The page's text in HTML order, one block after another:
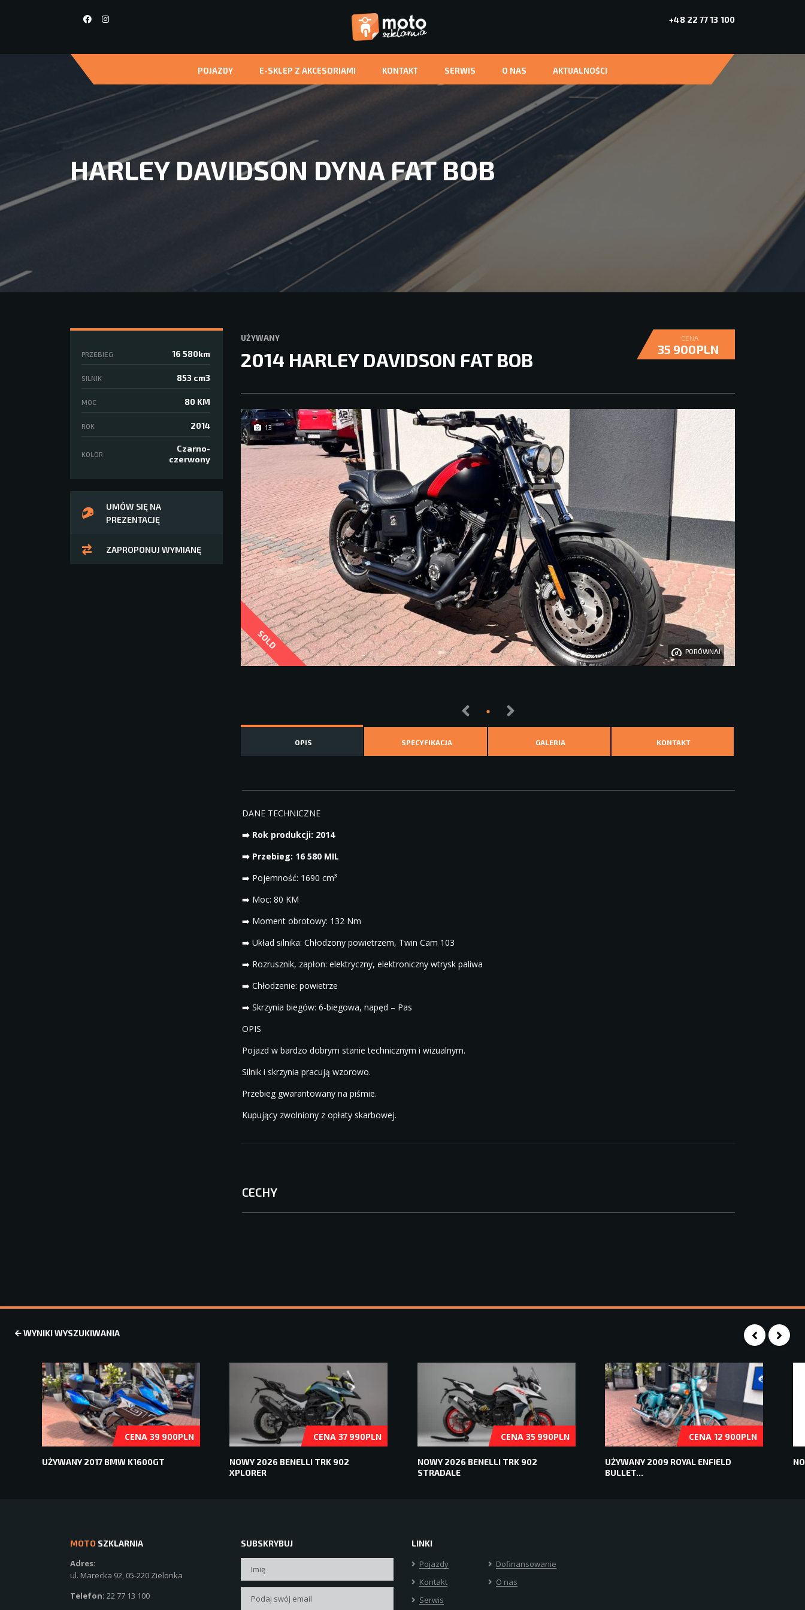
+48 22 77 13 100
POJAZDY E-SKLEP Z AKCESORIAMI KONTAKT SERWIS O NAS AKTUALNOŚCI
HARLEY DAVIDSON DYNA FAT BOB
PRZEBIEG 16 580km
SILNIK 853 cm3
MOC 80 KM
ROK 2014
KOLOR
Czarno-
czerwony
UMÓW SIĘ NA
PREZENTACJĘ
ZAPROPONUJ WYMIANĘ
CENA
35 900PLN
UŻYWANY
2014 HARLEY DAVIDSON FAT BOB
PORÓWNAJ
13
SOLD
OPIS SPECYFIKACJA GALERIA KONTAKT
DANE TECHNICZNE
➡️ Rok produkcji: 2014
➡️ Przebieg: 16 580 MIL
➡️ Pojemność: 1690 cm³
➡️ Moc: 80 KM
➡️ Moment obrotowy: 132 Nm
➡️ Układ silnika: Chłodzony powietrzem, Twin Cam 103
➡️ Rozrusznik, zapłon: elektryczny, elektroniczny wtrysk paliwa
➡️ Chłodzenie: powietrze
➡️ Skrzynia biegów: 6-biegowa, napęd – Pas
OPIS
Pojazd w bardzo dobrym stanie technicznym i wizualnym.
Silnik i skrzynia pracują wzorowo.
Przebieg gwarantowany na piśmie.
Kupujący zwolniony z opłaty skarbowej.
CECHY
WYNIKI WYSZUKIWANIA
CENA 39 900PLN
UŻYWANY 2017 BMW K1600GT
CENA 37 990PLN
NOWY 2026 BENELLI TRK 902
XPLORER
CENA 35 990PLN
NOWY 2026 BENELLI TRK 902
STRADALE
CENA 12 900PLN
UŻYWANY 2009 ROYAL ENFIELD
BULLET...
MOTO SZKLARNIA
Adres:
ul. Marecka 92, 05-220 Zielonka
Telefon: 22 77 13 100
SUBSKRYBUJ LINKI
Pojazdy
Dofinansowanie
Kontakt
O nas
Serwis